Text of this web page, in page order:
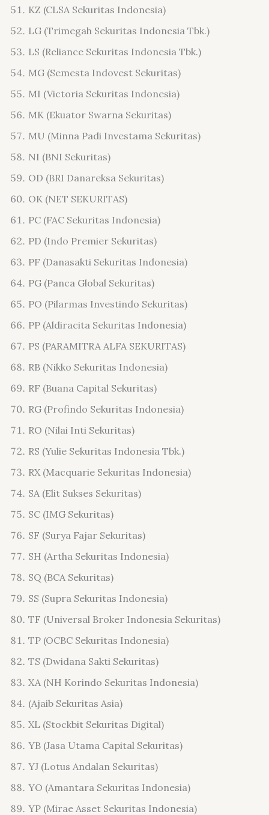
KZ (CLSA Sekuritas Indonesia)
LG (Trimegah Sekuritas Indonesia Tbk.)
LS (Reliance Sekuritas Indonesia Tbk.)
MG (Semesta Indovest Sekuritas)
MI (Victoria Sekuritas Indonesia)
MK (Ekuator Swarna Sekuritas)
MU (Minna Padi Investama Sekuritas)
NI (BNI Sekuritas)
OD (BRI Danareksa Sekuritas)
OK (NET SEKURITAS)
PC (FAC Sekuritas Indonesia)
PD (Indo Premier Sekuritas)
PF (Danasakti Sekuritas Indonesia)
PG (Panca Global Sekuritas)
PO (Pilarmas Investindo Sekuritas)
PP (Aldiracita Sekuritas Indonesia)
PS (PARAMITRA ALFA SEKURITAS)
RB (Nikko Sekuritas Indonesia)
RF (Buana Capital Sekuritas)
RG (Profindo Sekuritas Indonesia)
RO (Nilai Inti Sekuritas)
RS (Yulie Sekuritas Indonesia Tbk.)
RX (Macquarie Sekuritas Indonesia)
SA (Elit Sukses Sekuritas)
SC (IMG Sekuritas)
SF (Surya Fajar Sekuritas)
SH (Artha Sekuritas Indonesia)
SQ (BCA Sekuritas)
SS (Supra Sekuritas Indonesia)
TF (Universal Broker Indonesia Sekuritas)
TP (OCBC Sekuritas Indonesia)
TS (Dwidana Sakti Sekuritas)
XA (NH Korindo Sekuritas Indonesia)
(Ajaib Sekuritas Asia)
XL (Stockbit Sekuritas Digital)
YB (Jasa Utama Capital Sekuritas)
YJ (Lotus Andalan Sekuritas)
YO (Amantara Sekuritas Indonesia)
YP (Mirae Asset Sekuritas Indonesia)